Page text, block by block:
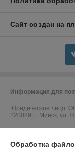
Сайт создан на
Информация для
Юридическое лицо:
220089, г. Минск, ул.
УНП: 192764045
Обработка